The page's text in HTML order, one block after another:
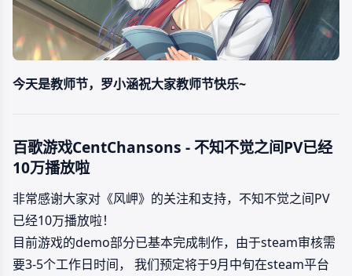
今天是教师节，罗小涵祝大家教师节快乐~
百歌游戏CentChansons - 不知不觉之间PV已经
10万播放啦
非常感谢大家对《风岬》的关注和支持，不知不觉之间PV
已经10万播放啦！
目前游戏的demo部分已基本完成制作，由于steam审核需
要3-5个工作日时间， 我们预定将于9月中旬在steam平台